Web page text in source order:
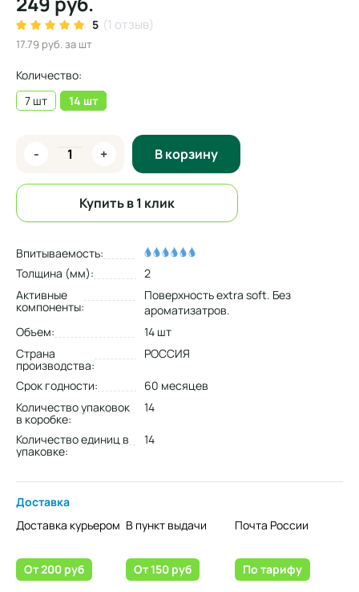
5 (1 отзыв)
17.79 руб.за шт
Количество:
7 шт
14 шт
- + В корзину
Купить в 1 клик
Впитываемость:
Толщина (мм):
2
Активные
компоненты:
Поверхность extra soft⁠. Без
ароматизатров.
Объем:
14 шт
Страна
производства:
РОССИЯ
Срок годности:
60 месяцев
Количество упаковок
в коробке:
14
Количество единиц в
упаковке:
14
Доставка
Доставка курьером
От 200 руб
В пункт выдачи
От 150 руб
Почта России
По тарифу